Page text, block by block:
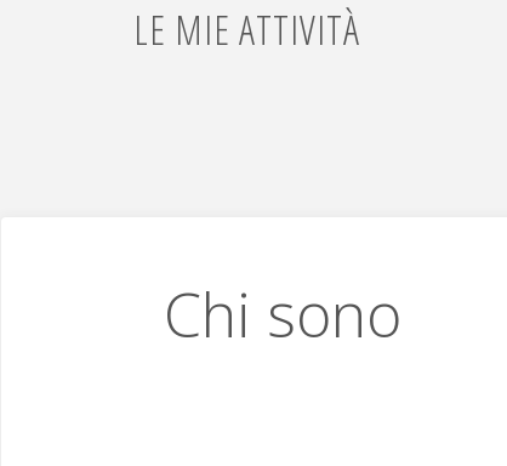
LE MIE ATTIVITÀ
Chi sono